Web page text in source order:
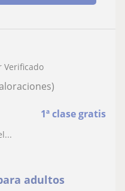
1ª clase gratis
Verificado
adultos